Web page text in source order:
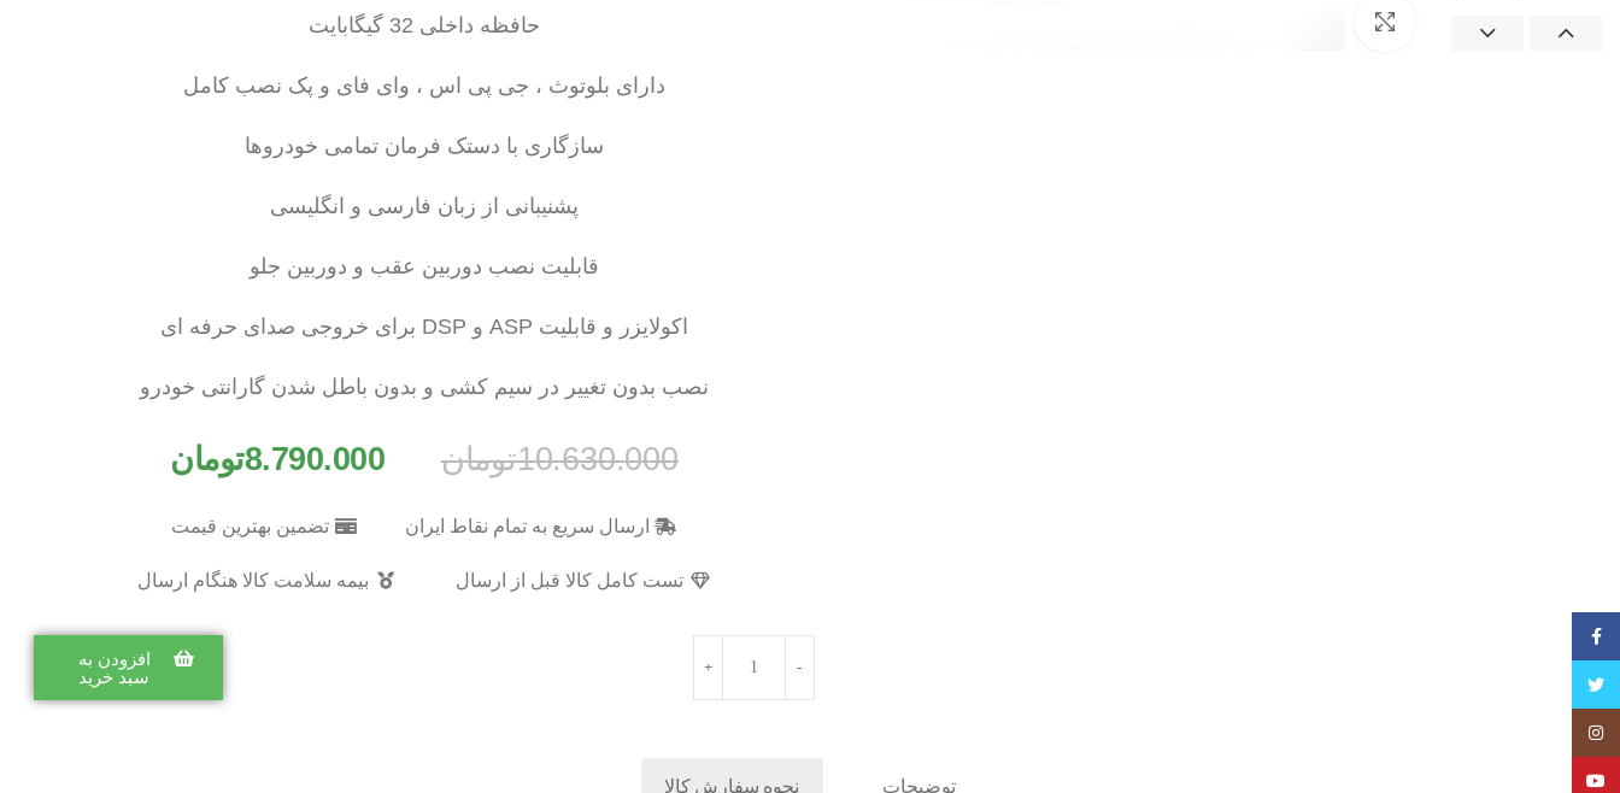
حافظه داخلی 32 گیگابایت
دارای بلوتوث ، جی پی اس ، وای فای و پک نصب کامل
سازگاری با دستک فرمان تمامی خودروها
پشنیبانی از زبان فارسی و انگلیسی
قابلیت نصب دوربین عقب و دوربین جلو
اکولایزر و قابلیت ASP و DSP برای خروجی صدای حرفه ای
نصب بدون تغییر در سیم کشی و بدون باطل شدن گارانتی خودرو
10.630.000تومان 8.790.000تومان
ارسال سریع به تمام نقاط ایران تضمین بهترین قیمت
تست کامل کالا قبل از ارسال بیمه سلامت کالا هنگام ارسال
افزودن به
سبد خرید
توضیحات نحوه سفارش کالا